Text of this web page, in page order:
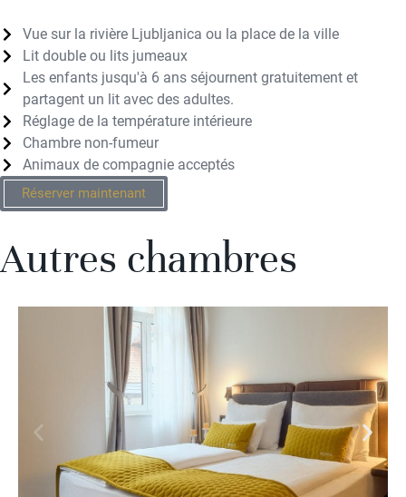
Vue sur la rivière Ljubljanica ou la place de la ville
Lit double ou lits jumeaux
Les enfants jusqu'à 6 ans séjournent gratuitement et
partagent un lit avec des adultes.
Réglage de la température intérieure
Chambre non-fumeur
Animaux de compagnie acceptés
Réserver maintenant
Autres chambres